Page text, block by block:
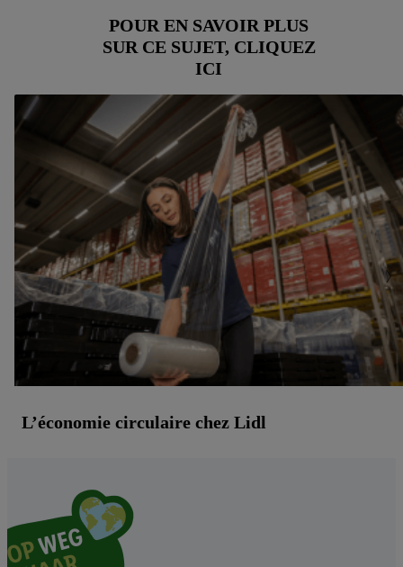
POUR EN SAVOIR PLUS
SUR CE SUJET, CLIQUEZ
ICI
L’économie circulaire chez Lidl
En cliquant sur « Refuser », vous pouvez autoriser
uniquement l’utilisation des technologies nécessaires. En
cliquant sur « Accepter », vous autorisez tous les traitements
pour toutes les finalités susmentionnées. Vous trouverez de
plus amples informations sur la durée de conservation des
données et votre droit de révoquer votre consentement à tout
moment avec effet pour l’avenir dans notredéclaration relative
à la protection des données .Vous trouverez les impressions ici.